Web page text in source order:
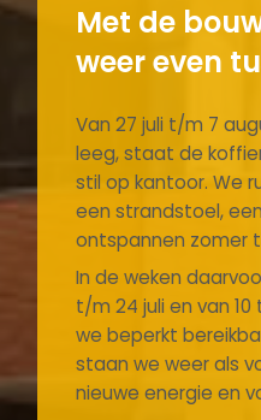
Met de
weer even
Van 27 juli t/m 7
leeg, staat de
stil op kantoor. We
een strandstoel,
ontspannen zomer
In de weken
t/m 24 juli en van 10
we beperkt
staan we weer als
nieuwe energie en